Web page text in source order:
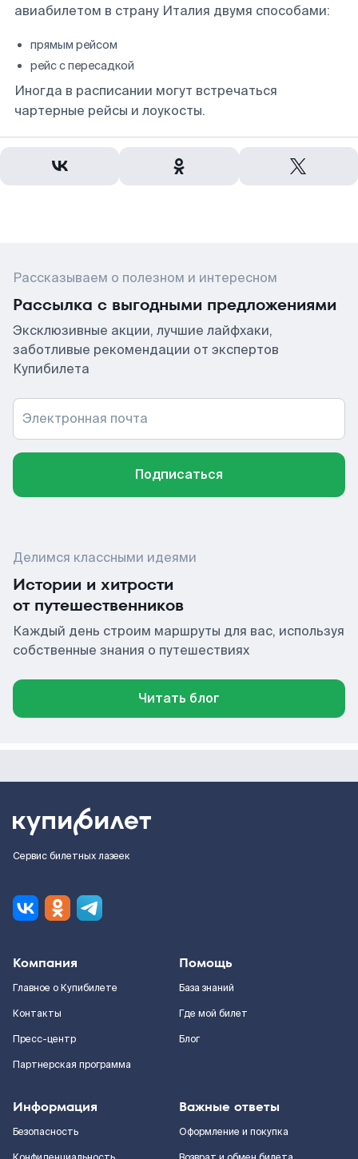
авиабилетом в страну Италия двумя способами:
прямым рейсом
рейс с пересадкой
Иногда в расписании могут встречаться
чартерные рейсы и лоукосты.
Рассказываем о полезном и интересном
Рассылка с выгодными предложениями
Эксклюзивные акции, лучшие лайфхаки,
заботливые рекомендации от экспертов
Купибилета
Электронная почта
Подписаться
Делимся классными идеями
Истории и хитрости
от путешественников
Каждый день строим маршруты для вас, используя
собственные знания о путешествиях
Читать блог
Сервис билетных лазеек
Компания
Главное о Купибилете
Контакты
Пресс-центр
Партнерская программа
Помощь
База знаний
Где мой билет
Блог
Информация
Безопасность
Важные ответы
Оформление и покупка